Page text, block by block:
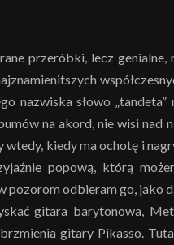
przeróbki, lecz genialne,
nazwiska słowo
na akord, nie wisi nad
kiedy ma ochotę i
popową, którą
odbieram go, jako
gitara barytonowa,
gitary Pikasso.